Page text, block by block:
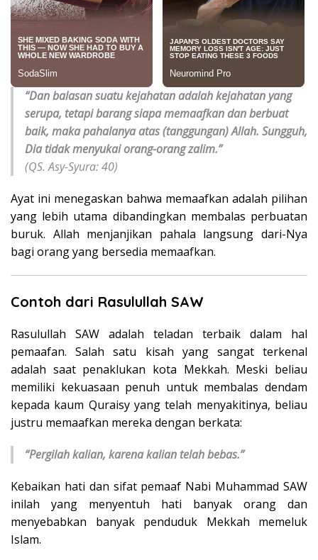
“Dan balasan suatu kejahatan adalah kejahatan yang
serupa, tetapi barang siapa memaafkan dan berbuat
baik, maka pahalanya atas (tanggungan) Allah. Sungguh,
Dia tidak menyukai orang-orang zalim.”
(QS. Asy-Syura: 40)
Ayat ini menegaskan bahwa memaafkan adalah pilihan
yang lebih utama dibandingkan membalas perbuatan
buruk. Allah menjanjikan pahala langsung dari-Nya
bagi orang yang bersedia memaafkan.
Contoh dari Rasulullah SAW
Rasulullah SAW adalah teladan terbaik dalam hal
pemaafan. Salah satu kisah yang sangat terkenal
adalah saat penaklukan kota Mekkah. Meski beliau
memiliki kekuasaan penuh untuk membalas dendam
kepada kaum Quraisy yang telah menyakitinya, beliau
justru memaafkan mereka dengan berkata:
“Pergilah kalian, karena kalian telah bebas.”
Kebaikan hati dan sifat pemaaf Nabi Muhammad SAW
inilah yang menyentuh hati banyak orang dan
menyebabkan banyak penduduk Mekkah memeluk
Islam.